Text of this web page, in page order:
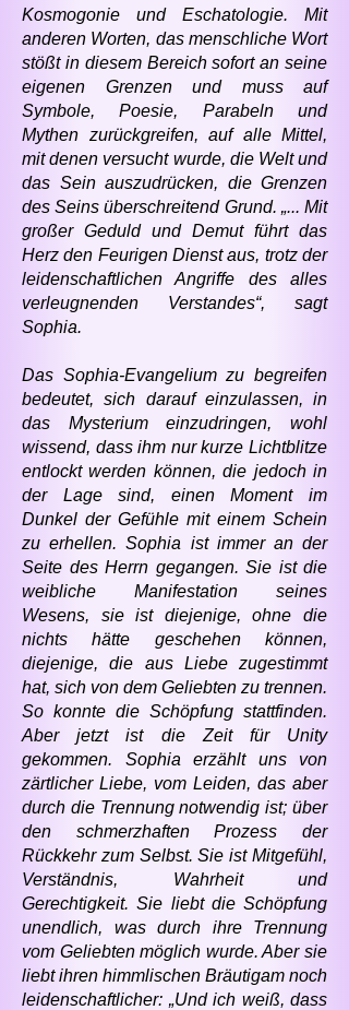
Kosmogonie und Eschatologie. Mit
anderen Worten, das menschliche Wort
stößt in diesem Bereich sofort an seine
eigenen Grenzen und muss auf
Symbole, Poesie, Parabeln und
Mythen zurückgreifen, auf alle Mittel,
mit denen versucht wurde, die Welt und
das Sein auszudrücken, die Grenzen
des Seins überschreitend Grund. „... Mit
großer Geduld und Demut führt das
Herz den Feurigen Dienst aus, trotz der
leidenschaftlichen Angriffe des alles
verleugnenden Verstandes“, sagt
Sophia.
Das Sophia-Evangelium zu begreifen
bedeutet, sich darauf einzulassen, in
das Mysterium einzudringen, wohl
wissend, dass ihm nur kurze Lichtblitze
entlockt werden können, die jedoch in
der Lage sind, einen Moment im
Dunkel der Gefühle mit einem Schein
zu erhellen. Sophia ist immer an der
Seite des Herrn gegangen. Sie ist die
weibliche Manifestation seines
Wesens, sie ist diejenige, ohne die
nichts hätte geschehen können,
diejenige, die aus Liebe zugestimmt
hat, sich von dem Geliebten zu trennen.
So konnte die Schöpfung stattfinden.
Aber jetzt ist die Zeit für Unity
gekommen. Sophia erzählt uns von
zärtlicher Liebe, vom Leiden, das aber
durch die Trennung notwendig ist; über
den schmerzhaften Prozess der
Rückkehr zum Selbst. Sie ist Mitgefühl,
Verständnis, Wahrheit und
Gerechtigkeit. Sie liebt die Schöpfung
unendlich, was durch ihre Trennung
vom Geliebten möglich wurde. Aber sie
liebt ihren himmlischen Bräutigam noch
leidenschaftlicher: „Und ich weiß, dass